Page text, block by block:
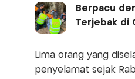
Berpacu
Terjebak di
Lima orang yang
penyelamat sejak